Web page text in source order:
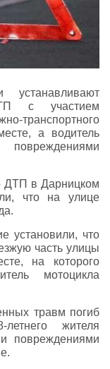
устанавливают
с участием
транспортного
а водитель
ДТП в Дарницком
что на улице
установили, что
часть улицы
на которого
мотоцикла
травм погиб
жителя
повреждениями